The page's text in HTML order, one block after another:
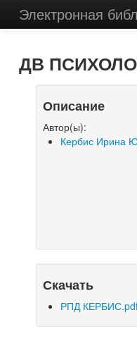
Электронная
ДВ
Описание
Автор(ы):
Кербис Ирина
Скачать
РПД